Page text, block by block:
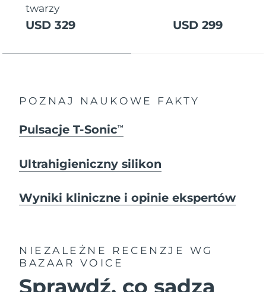
twarzy
USD 329 USD 299
POZNAJ NAUKOWE FAKTY
Pulsacje T-SonicTM
Ultrahigieniczny silikon
Wyniki kliniczne i opinie ekspertów
NIEZALEŻNE RECENZJE
WG
BAZAAR VOICE
Sprawdź, co sądzą